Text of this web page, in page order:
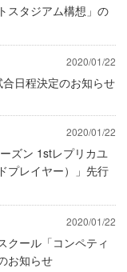
スタジアム構想」の
2020/01/22
日程決定のお知らせ
2020/01/22
ズン 1stレプリカユ
プレイヤー）」先行
2020/01/22
クール「コンペティ
お知らせ